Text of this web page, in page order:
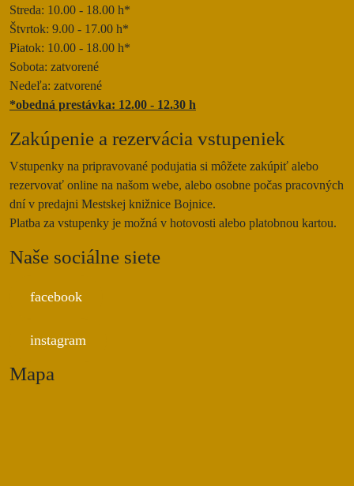
Streda: 10.00 - 18.00 h*
Štvrtok: 9.00 - 17.00 h*
Piatok: 10.00 - 18.00 h*
Sobota: zatvorené
Nedeľa: zatvorené
*obedná prestávka: 12.00 - 12.30 h
Zakúpenie a rezervácia vstupeniek
Vstupenky na pripravované podujatia si môžete zakúpiť alebo
rezervovať online na našom webe, alebo osobne počas pracovných
dní v predajni Mestskej knižnice Bojnice.
Platba za vstupenky je možná v hotovosti alebo platobnou kartou.
Naše sociálne siete
facebook
instagram
Mapa